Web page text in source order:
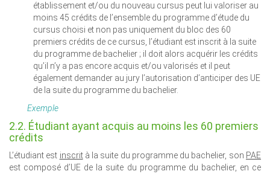
établissement et/ou du nouveau cursus peut lui valoriser au
moins 45 crédits de l’ensemble du programme d’étude du
cursus choisi et non pas uniquement du bloc des 60
premiers crédits de ce cursus, l’étudiant est inscrit à la suite
du programme de bachelier ; il doit alors acquérir les crédits
qu’il n’y a pas encore acquis et/ou valorisés et il peut
également demander au jury l’autorisation d’anticiper des UE
de la suite du programme du bachelier.
Exemple
2.2. Étudiant ayant acquis au moins les 60 premiers
crédits
L’étudiant est inscrità la suite du programme du bachelier, son PAE
est composé d’UE de la suite du programme du bachelier, en ce